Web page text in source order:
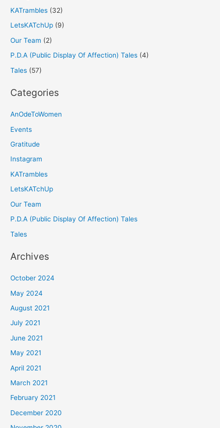
KATrambles (32)
LetsKATchUp (9)
Our Team (2)
P.D.A (Public Display Of Affection) Tales (4)
Tales (57)
Categories
AnOdeToWomen
Events
Gratitude
Instagram
KATrambles
LetsKATchUp
Our Team
P.D.A (Public Display Of Affection) Tales
Tales
Archives
October 2024
May 2024
August 2021
July 2021
June 2021
May 2021
April 2021
March 2021
February 2021
December 2020